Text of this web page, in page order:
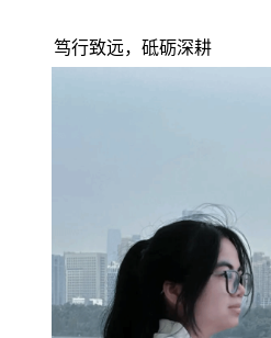
笃行致远，砥砺深耕